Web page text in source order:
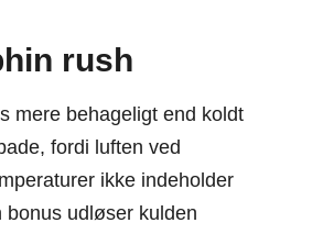
rush
mere behageligt end koldt
fordi luften ved
ikke indeholder
bonus udløser kulden